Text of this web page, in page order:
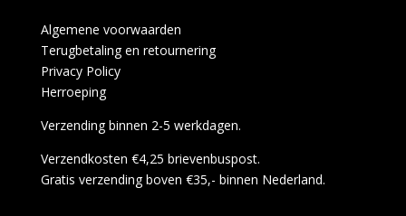
Algemene voorwaarden
Terugbetaling en retournering
Privacy Policy
Herroeping
Verzending binnen 2-5 werkdagen.
Verzendkosten €4,25 brievenbuspost.
Gratis verzending boven €35,- binnen Nederland.